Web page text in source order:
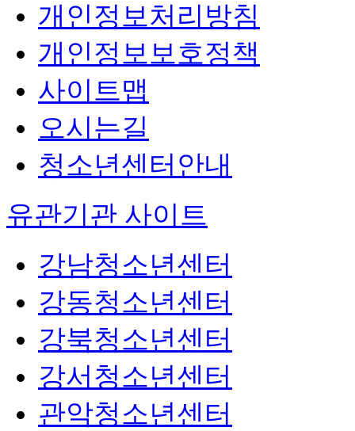
개인정보처리방침
개인정보보호정책
사이트맵
오시는길
청소년센터안내
유관기관 사이트
강남청소년센터
강동청소년센터
강북청소년센터
강서청소년센터
관악청소년센터